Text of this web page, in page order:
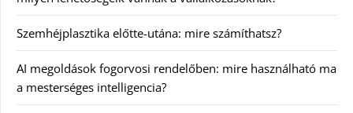
Szemhéjplasztika előtte-utána: mire számíthatsz?
AI megoldások fogorvosi rendelőben: mire használható ma
a mesterséges intelligencia?